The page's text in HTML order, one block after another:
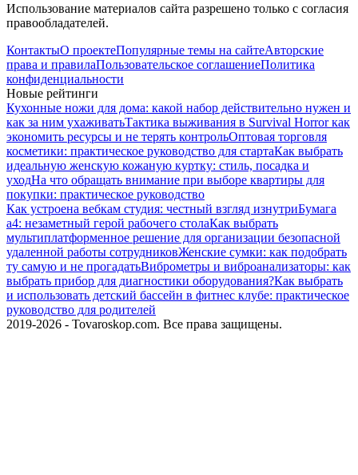
Использование материалов сайта разрешено только с согласия
правообладателей.
КонтактыО проектеПопулярные темы на сайтеАвторские
права и правилаПользовательское соглашениеПолитика
конфиденциальности
Новые рейтинги
Кухонные ножи для дома: какой набор действительно нужен и
как за ним ухаживатьТактика выживания в Survival Horror как
экономить ресурсы и не терять контрольОптовая торговля
косметики: практическое руководство для стартаКак выбрать
идеальную женскую кожаную куртку: стиль, посадка и
уходНа что обращать внимание при выборе квартиры для
покупки: практическое руководство
Как устроена вебкам студия: честный взгляд изнутриБумага
а4: незаметный герой рабочего столаКак выбрать
мультиплатформенное решение для организации безопасной
удаленной работы сотрудниковЖенские сумки: как подобрать
ту самую и не прогадатьВиброметры и виброанализаторы: как
выбрать прибор для диагностики оборудования?Как выбрать
и использовать детский бассейн в фитнес клубе: практическое
руководство для родителей
2019-2026 - Tovaroskop.com. Все права защищены.